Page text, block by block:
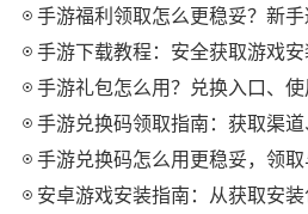
手游福利领取怎么更稳妥？新
手游下载教程：安全获取游戏
手游礼包怎么用？兑换入口、
手游兑换码领取指南：获取渠
手游兑换码怎么用更稳妥，领
安卓游戏安装指南：从获取安